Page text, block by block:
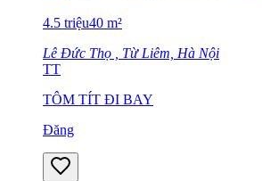
4.5 triệu40 m²
Lê Đức Thọ , Từ Liêm, Hà Nội
TT
TÔM TÍT ĐI BAY
Đăng